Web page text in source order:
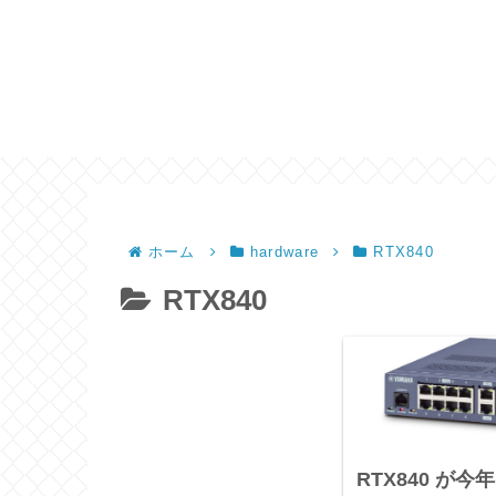
ホーム hardware RTX840
RTX840
RTX840 が今